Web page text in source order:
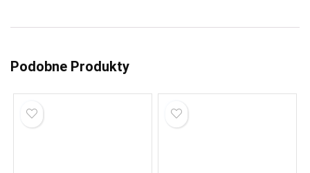
Podobne Produkty